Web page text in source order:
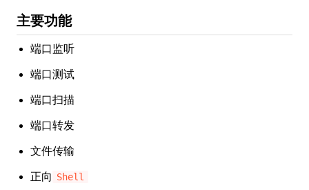
主要功能
端口监听
端口测试
端口扫描
端口转发
文件传输
正向 Shell